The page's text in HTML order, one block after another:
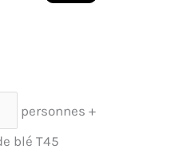
personnes +
blé T45